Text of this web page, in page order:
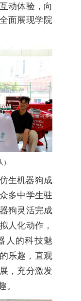
动体验，向
面展现学院
生机器狗成
多中学生驻
狗灵活完成
人化动作，
人的科技魅
乐趣，直观
，充分激发
。